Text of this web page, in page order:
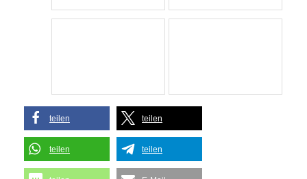
teilen teilen
teilen teilen